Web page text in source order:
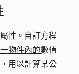
性。自訂方程
物件內的數值
用以計算某公